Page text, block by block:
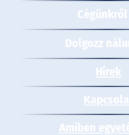
Cégünkről
Dolgozz
Hírek
Amiben